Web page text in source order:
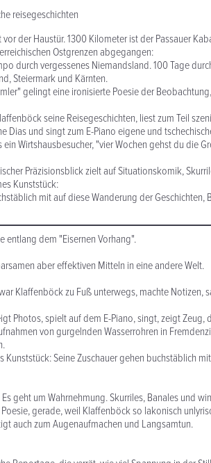
reisegeschichten
der Haustür. 1300 Kilometer ist der Passauer
Ostgrenzen abgegangen:
durch vergessenes Niemandsland. 100 Tage
Steiermark und Kärnten.
gelingt eine ironisierte Poesie der
seine Reisegeschichten, liest zum Teil
Dias und singt zum E-Piano eigene und
Wirtshausbesucher, "vier Wochen gehst du die
Präzisionsblick zielt auf Situationskomik,
Kunststück:
mit auf diese Wanderung der
entlang dem "Eisernen Vorhang".
aber effektiven Mitteln in eine andere Welt.
Klaffenböck zu Fuß unterwegs, machte Notizen,
Photos, spielt auf dem E-Piano, singt, zeigt
von gurgelnden Wasserrohren in
Kunststück: Seine Zuschauer gehen buchstäblich
geht um Wahrnehmung. Skurriles, Banales und
gerade, weil Klaffenböck so lakonisch
auch zum Augenaufmachen und Langsamtun.